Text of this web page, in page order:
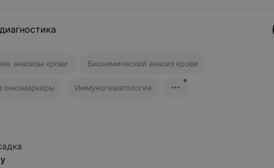
анализы крови Биохимический анализ крови
онкомаркеры Иммуногематология